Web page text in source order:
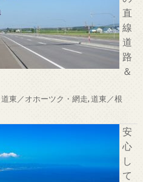
直
線
道
路
＆
道東／オホーツク・網走,道東／根
安
心
し
て